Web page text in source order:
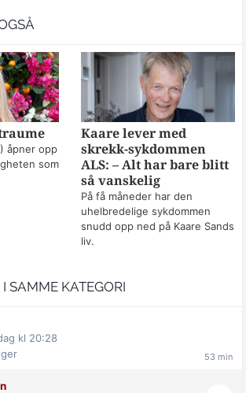
åpner opp
som
Kaare lever med
skrekk-sykdommen
ALS: – Alt har bare blitt
så vanskelig
På få måneder har den
uhelbredelige sykdommen
snudd opp ned på Kaare Sands
liv.
SAMME KATEGORI
kl 20:28